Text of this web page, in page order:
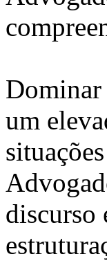
Dominar
um
discurso